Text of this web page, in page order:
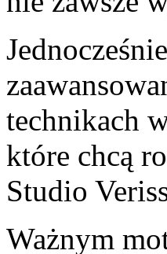
technikach
które chcą
Studio
Ważnym